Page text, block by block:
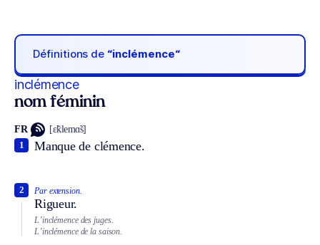
Définitions de “inclémence“
inclémence
nom féminin
FR [ɛ̃klemɑ̃s]
Manque de clémence.
1
Par extension.
Rigueur.
2
L’inclémence des juges.
L’inclémence de la saison.